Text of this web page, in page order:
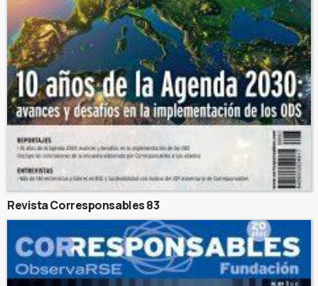
Revista Corresponsables 83